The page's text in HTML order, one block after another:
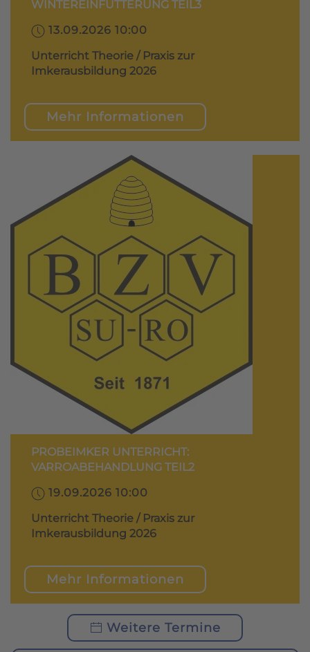
WINTEREINFÜTTERUNG TEIL3
13.09.2026 10:00
Unterricht Theorie / Praxis zur
Imkerausbildung 2026
Mehr Informationen
PROBEIMKER UNTERRICHT:
VARROABEHANDLUNG TEIL2
19.09.2026 10:00
Unterricht Theorie / Praxis zur
Imkerausbildung 2026
Mehr Informationen
Weitere Termine